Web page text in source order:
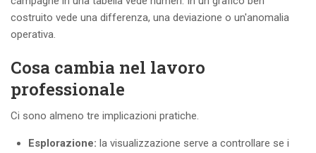
costruito vede una differenza, una deviazione o un'anomalia
operativa.
Cosa cambia nel lavoro
professionale
Ci sono almeno tre implicazioni pratiche.
Esplorazione: la visualizzazione serve a controllare se i